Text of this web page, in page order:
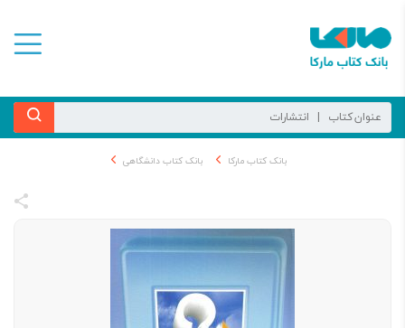
بانک کتاب مارکا بانک کتاب دانشگاهی